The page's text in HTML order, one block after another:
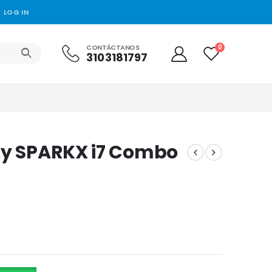
LOG IN
CONTÁCTANOS
3103181797
0
i7 Combo